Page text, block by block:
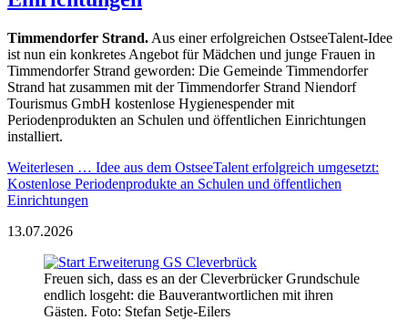
Timmendorfer Strand. Aus einer erfolgreichen OstseeTalent-Idee
ist nun ein konkretes Angebot für Mädchen und junge Frauen in
Timmendorfer Strand geworden: Die Gemeinde Timmendorfer
Strand hat zusammen mit der Timmendorfer Strand Niendorf
Tourismus GmbH kostenlose Hygienespender mit
Periodenprodukten an Schulen und öffentlichen Einrichtungen
installiert.
Weiterlesen … Idee aus dem OstseeTalent erfolgreich umgesetzt:
Kostenlose Periodenprodukte an Schulen und öffentlichen
Einrichtungen
13.07.2026
Freuen sich, dass es an der Cleverbrücker Grundschule
endlich losgeht: die Bauverantwortlichen mit ihren
Gästen. Foto: Stefan Setje-Eilers